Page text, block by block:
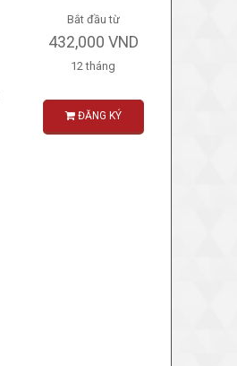
Bắt đầu từ
432,000 VND
12 tháng
ĐĂNG KÝ